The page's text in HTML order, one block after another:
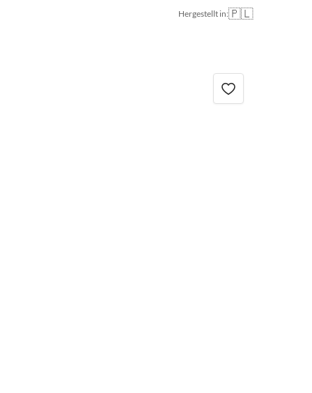
Hergestellt in:🇵🇱